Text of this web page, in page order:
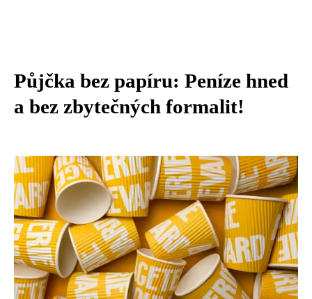
Půjčka bez papíru: Peníze hned
a bez zbytečných formalit!